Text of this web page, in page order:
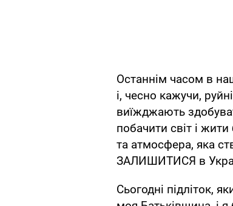
Останнім часом в
і, чесно кажучи,
виїжджають
побачити світ і
та атмосфера, яка
ЗАЛИШИТИСЯ в
Сьогодні підліток,